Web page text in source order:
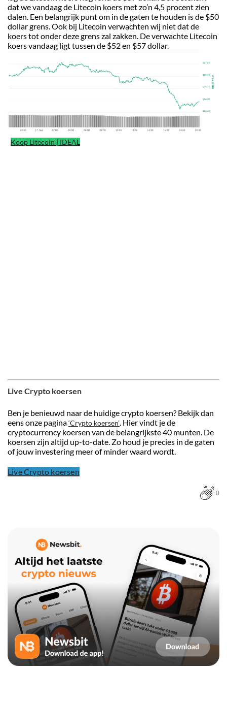
dat we vandaag de Litecoin koers met zo’n 4,5 procent zien
dalen. Een belangrijk punt om in de gaten te houden is de $50
dollar grens. Ook bij Litecoin verwachten wij niet dat de
koers tot onder deze grens zal zakken. De verwachte Litecoin
koers vandaag ligt tussen de $52 en $57 dollar.
Koop Litecoin | IDEAL
Live Crypto koersen
Ben je benieuwd naar de huidige crypto koersen? Bekijk dan
eens onze pagina‘Crypto koersen’. Hier vindt je de
cryptocurrency koersen van de belangrijkste 40 munten. De
koersen zijn altijd up-to-date. Zo houd je precies in de gaten
of jouw investering meer of minder waard wordt.
Live Crypto koersen
0